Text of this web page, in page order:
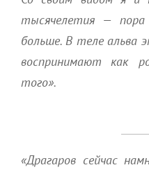
тысячелетия —
больше. В теле альва
воспринимают как
того».
«Драгаров сейчас